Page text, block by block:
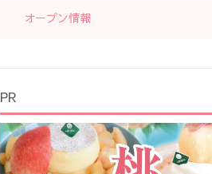
オープン情報
PR